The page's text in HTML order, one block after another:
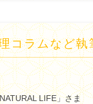
コラムなど執
LIFE」さま